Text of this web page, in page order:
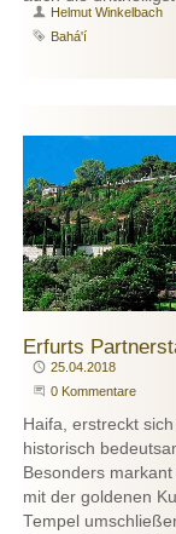
Autor
Helmut Winkelbach
Schlagwort
Bahá'í
Erfurts
Publiziert
25.04.2018
Beginne eine
0 Kommentare
Haifa, erstreckt
historisch
Besonders
mit der goldenen
Tempel